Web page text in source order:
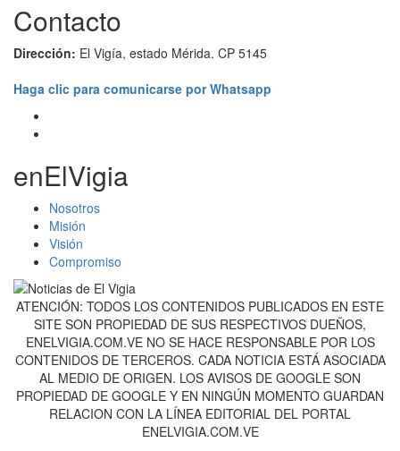
Contacto
Dirección: El Vigía, estado Mérida. CP 5145
Haga clic para comunicarse por Whatsapp
enElVigia
Nosotros
Misión
Visión
Compromiso
ATENCIÓN: TODOS LOS CONTENIDOS PUBLICADOS EN ESTE
SITE SON PROPIEDAD DE SUS RESPECTIVOS DUEÑOS,
ENELVIGIA.COM.VE NO SE HACE RESPONSABLE POR LOS
CONTENIDOS DE TERCEROS. CADA NOTICIA ESTÁ ASOCIADA
AL MEDIO DE ORIGEN. LOS AVISOS DE GOOGLE SON
PROPIEDAD DE GOOGLE Y EN NINGÚN MOMENTO GUARDAN
RELACION CON LA LÍNEA EDITORIAL DEL PORTAL
ENELVIGIA.COM.VE